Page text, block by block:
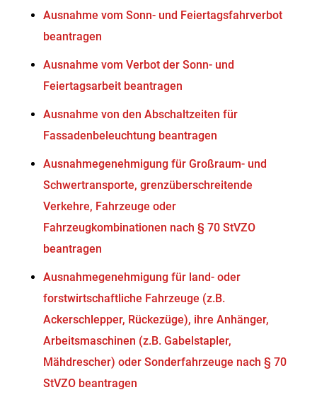
Ausnahme vom Sonn- und Feiertagsfahrverbot
beantragen
Ausnahme vom Verbot der Sonn- und
Feiertagsarbeit beantragen
Ausnahme von den Abschaltzeiten für
Fassadenbeleuchtung beantragen
Ausnahmegenehmigung für Großraum- und
Schwertransporte, grenzüberschreitende
Verkehre, Fahrzeuge oder
Fahrzeugkombinationen nach § 70 StVZO
beantragen
Ausnahmegenehmigung für land- oder
forstwirtschaftliche Fahrzeuge (z.B.
Ackerschlepper, Rückezüge), ihre Anhänger,
Arbeitsmaschinen (z.B. Gabelstapler,
Mähdrescher) oder Sonderfahrzeuge nach § 70
StVZO beantragen